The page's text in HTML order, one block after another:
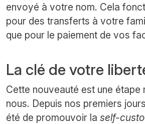
envoyé à votre nom. Cela
pour des transferts à votre
que pour le paiement de vos
La clé de votre
Cette nouveauté est une étape
nous. Depuis nos premiers
été de promouvoir la self-